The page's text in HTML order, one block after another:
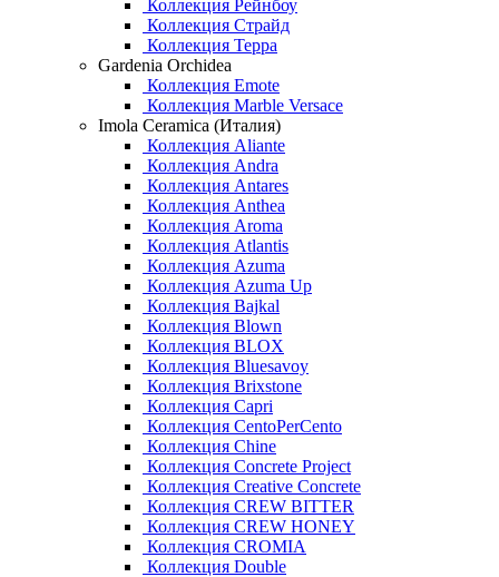
Коллекция Рейнбоу
Коллекция Страйд
Коллекция Терра
Gardenia Orchidea
Коллекция Emote
Коллекция Marble Versace
Imola Ceramica (Италия)
Коллекция Aliante
Коллекция Andra
Коллекция Antares
Коллекция Anthea
Коллекция Aroma
Коллекция Atlantis
Коллекция Azuma
Коллекция Azuma Up
Коллекция Bajkal
Коллекция Blown
Коллекция BLOX
Коллекция Bluesavoy
Коллекция Brixstone
Коллекция Capri
Коллекция CentoPerCento
Коллекция Chine
Коллекция Concrete Project
Коллекция Creative Concrete
Коллекция CREW BITTER
Коллекция CREW HONEY
Коллекция CROMIA
Коллекция Double